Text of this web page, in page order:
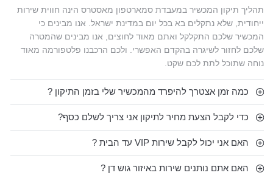
תהליך תיקון המכשיר במעבדת סמארטפון מאסטרס הינה חווית שירות
ייחודית, שלא נתקלים בא בכל יום במדינת ישראל. אנו מבינים כי
המכשיר שלכם התקלקל ואתם מאוד לחוצים, אנו מבינים שהמטרה
שלכם לחזור לשיגרה בהקדם האפשרי. ולכם הרכבנו פלטפורמה מאוד
נוחה שתוכל לתת לכם שקט.
כמה זמן אצטרך להיפרד מהמכשיר שלי בזמן התיקון ?
כדי לקבל הצעת מחיר לתיקון אני צריך לשלם כסף?
האם אני יכול לקבל שירות VIP עד הבית ?
האם אתם נותנים שירות באיזור גוש דן ?